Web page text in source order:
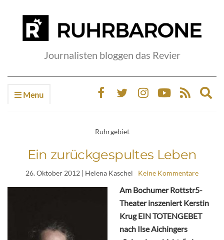
Journalisten bloggen das Revier
Menu
Ruhrgebiet
Ein zurückgespultes Leben
26. Oktober 2012 | Helena Kaschel Keine Kommentare
Am Bochumer Rottstr5-
Theater inszeniert Kerstin
Krug EIN TOTENGEBET
nach Ilse Aichingers